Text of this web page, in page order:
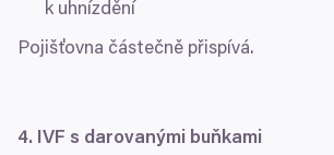
k uhnízdění
Pojišťovna částečně přispívá.
4. IVF s darovanými buňkami